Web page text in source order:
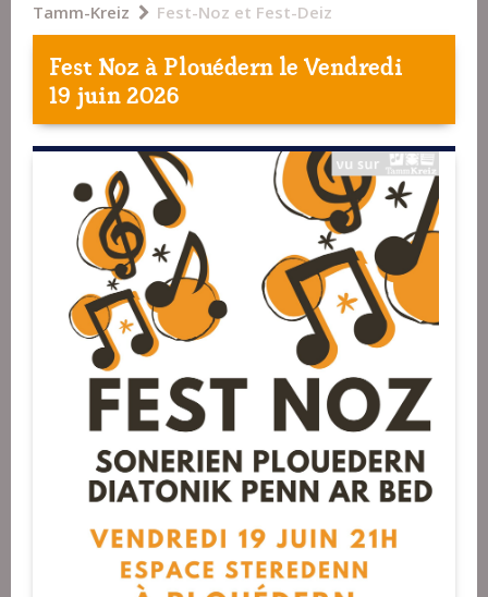
Tamm-Kreiz Fest-Noz et Fest-Deiz
Fest Noz àPlouédernle Vendredi
19 juin 2026